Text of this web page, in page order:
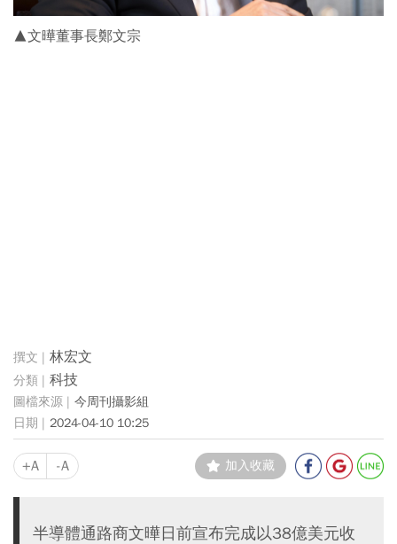
▲文曄董事長鄭文宗
林宏文
科技
今周刊攝影組
2024-04-10 10:25
+A -A 加入收藏
半導體通路商文曄日前宣布完成以38億美元收